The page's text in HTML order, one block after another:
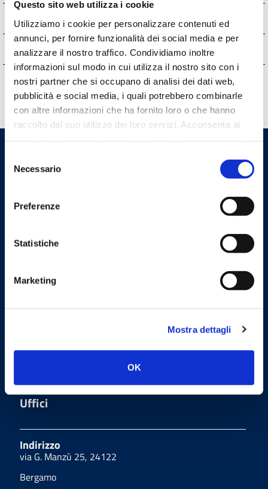
Questo sito web utilizza i cookie
Utilizziamo i cookie per personalizzare contenuti ed
annunci, per fornire funzionalità dei social media e per
analizzare il nostro traffico. Condividiamo inoltre
informazioni sul modo in cui utilizza il nostro sito con i
nostri partner che si occupano di analisi dei dati web,
pubblicità e social media, i quali potrebbero combinarle
con altre informazioni che ha fornito loro o che hanno
raccolto dal suo utilizzo dei loro servizi. Acconsenta ai
delNecessario
Preferenze
Statistiche
Marketing
Mostra dettagli
OK
Strutture sanitarie private accreditate
Interventi straordinari e di emergenza
Altri contenuti
Ordine dei Medici Chirurghi e
segreteria@omceo.bg.it
Uffici
Indirizzo
via G. Manzù 25, 24122
Bergamo